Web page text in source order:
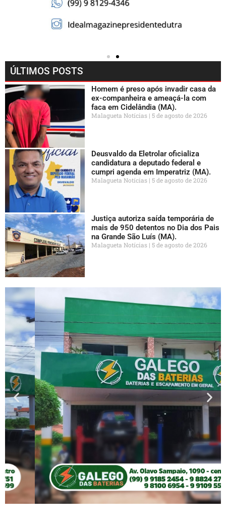
ÚLTIMOS POSTS
Homem é preso após invadir casa da
ex-companheira e ameaçá-la com
faca em Cidelândia (MA).
Malagueta Notícias 5 de agosto de 2026
Deusvaldo da Eletrolar oficializa
candidatura a deputado federal e
cumpri agenda em Imperatriz (MA).
Malagueta Notícias 5 de agosto de 2026
Justiça autoriza saída temporária de
mais de 950 detentos no Dia dos Pais
na Grande São Luís (MA).
Malagueta Notícias 5 de agosto de 2026